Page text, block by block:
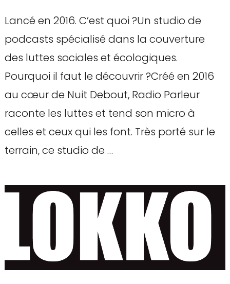
Lancé en 2016. C’est quoi ?Un studio de
podcasts spécialisé dans la couverture
des luttes sociales et écologiques.
Pourquoi il faut le découvrir ?Créé en 2016
au cœur de Nuit Debout, Radio Parleur
raconte les luttes et tend son micro à
celles et ceux qui les font. Très porté sur le
terrain, ce studio de …